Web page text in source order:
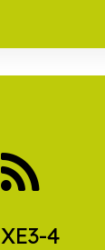
XE3-4